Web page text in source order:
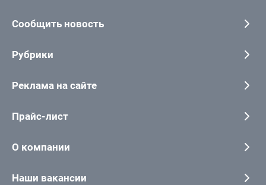
Сообщить новость
Рубрики
Реклама на сайте
Прайс-лист
О компании
Наши вакансии